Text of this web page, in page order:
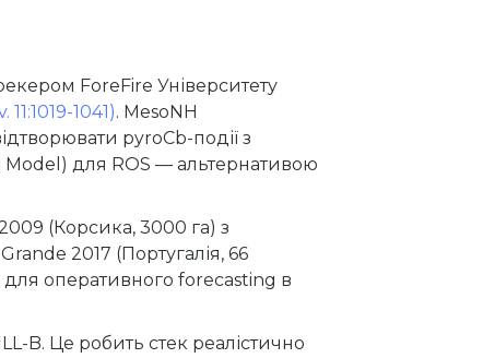
ForeFire Університету
1041). MesoNH
pyroCb-події з
Model) для ROS — альтернативою
(Корсика, 3000 га) з
2017 (Португалія, 66
для оперативного forecasting в
B. Це робить стек реалістично